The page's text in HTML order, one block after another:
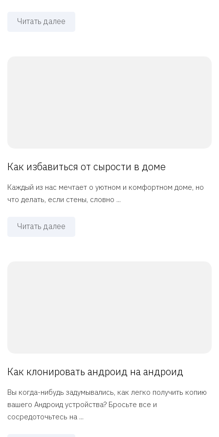
Читать далее
Как избавиться от сырости в доме
Каждый из нас мечтает о уютном и комфортном доме, но
что делать, если стены, словно ...
Читать далее
Как клонировать андроид на андроид
Вы когда-нибудь задумывались, как легко получить копию
вашего Андроид устройства? Бросьте все и
сосредоточьтесь на ...